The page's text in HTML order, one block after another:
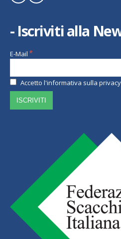
- Iscriviti alla
E-Mail *
Accetto l'informativa sulla